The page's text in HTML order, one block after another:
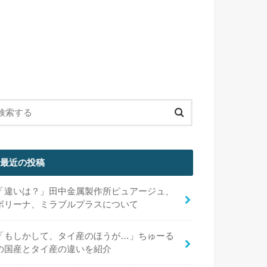
最近の投稿
「違いは？」田中金属製作所ピュアージュ、
リーナ、ミラブルプラスについて
「もしかして、タイ産のほうが…」ちゅーる
国産とタイ産の違いを紹介